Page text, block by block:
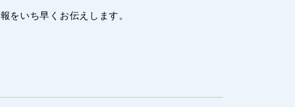
をいち早くお伝えします。